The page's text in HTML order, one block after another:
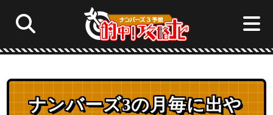
ロト6予想☆的中！攻略ナビ
サイト内
ナンバーズ3の月毎に出や